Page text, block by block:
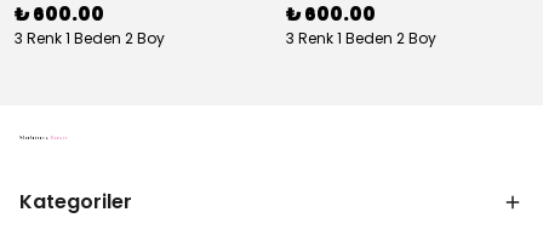
₺ 600.00
3 Renk 1 Beden 2 Boy
₺ 600.00
3 Renk 1 Beden 2 Boy
Kategoriler